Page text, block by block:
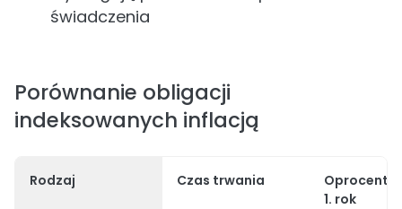
świadczenia
Porównanie obligacji
indeksowanych inflacją
Rodzaj Czas trwania
1. rok